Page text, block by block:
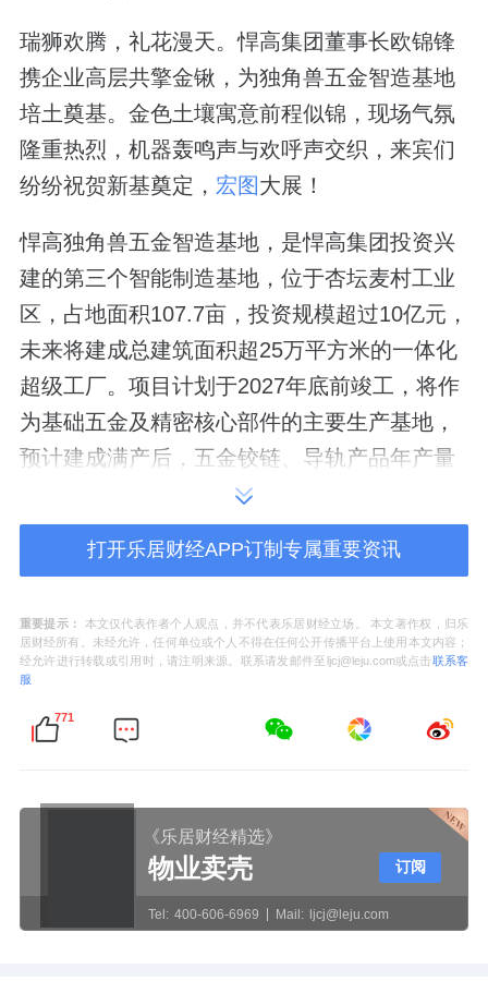
瑞狮欢腾，礼花漫天。悍高集团董事长欧锦锋
携企业高层共擎金锹，为独角兽五金智造基地
培土奠基。金色土壤寓意前程似锦，现场气氛
隆重热烈，机器轰鸣声与欢呼声交织，来宾们
纷纷祝贺新基奠定， 宏图大展！
悍高独角兽五金智造基地，是悍高集团投资兴
建的第三个智能制造基地，位于杏坛麦村工业
区，占地面积107.7亩，投资规模超过10亿元，
未来将建成总建筑面积超25万平方米的一体化
超级工厂。项目计划于2027年底前竣工，将作
为基础五金及精密核心部件的主要生产基地，
预计建成满产后，五金铰链、导轨产品年产量
未来，悍高星际总部生产基地、悍高六角大楼
构建成总面积超60万平方米的数字化生产基地
群，为悍高集团加速成为领先的世界级家居五
悍高独角兽五金智造基地围绕“原创·品质”的品
设计，整体设计充满动感、未来感和科技感，
创意源于对推进引擎与风洞试验中，关于流线
之美的洞察，意在彰显工业力量与效率领先。
建筑以流动、优雅且轻盈的线性语言，实现整
打开乐居财经APP订制专属重要资讯
重要提示：
本文仅代表作者个人观点，并不代表乐居财经立场。 本文著作权，归乐
居财经所有。未经允许，任何单位或个人不得在任何公开传播平台上使用本文内容；
经允许进行转载或引用时，请注明来源。联系请发邮件至ljcj@leju.com或点击联系客
服
771
《乐居财经精选》
物业卖壳
Tel: 400-606-6969 Mail: ljcj@leju.com
订阅